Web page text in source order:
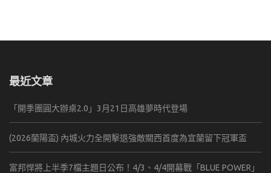
最近文章
「開季團圓大辦桌2.0」3月21日高雄夢時代登場
(2026蘭陽盃) 內城火力全開擊退強敵關西首度為宜蘭留下冠軍盃
富邦悍將上半季7檔主題日公布！4/3、4/4開幕戰「BLUE POWER」